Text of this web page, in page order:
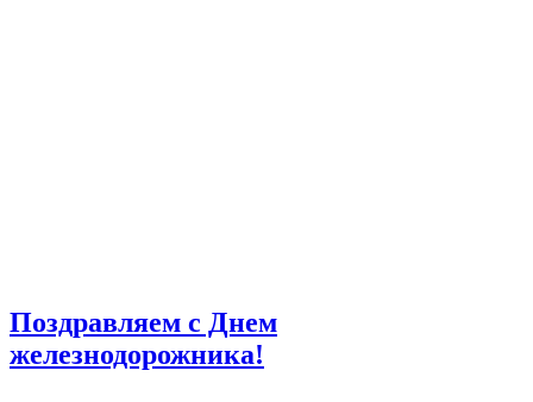
Поздравляем с Днем
железнодорожника!